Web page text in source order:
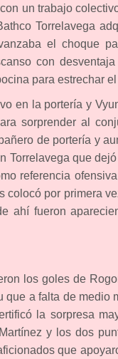
un trabajo
Torrelavega
el choque
con
para estrechar
en la portería y
sorprender al
de portería y
Torrelavega que
referencia
colocó por primera
ahí fueron
los goles de
que a falta de medio
la sorpresa
y los dos
que